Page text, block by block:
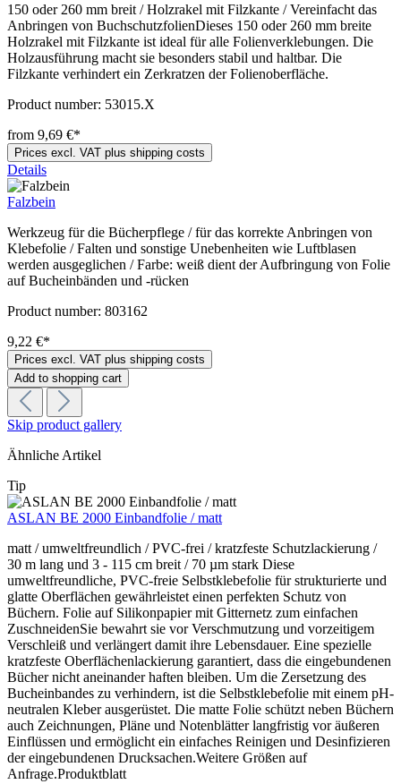
150 oder 260 mm breit / Holzrakel mit Filzkante / Vereinfacht das
Anbringen von BuchschutzfolienDieses 150 oder 260 mm breite
Holzrakel mit Filzkante ist ideal für alle Folienverklebungen. Die
Holzausführung macht sie besonders stabil und haltbar. Die
Filzkante verhindert ein Zerkratzen der Folienoberfläche.
Product number: 53015.X
from 9,69 €*
Prices excl. VAT plus shipping costs
Details
Falzbein
Werkzeug für die Bücherpflege / für das korrekte Anbringen von
Klebefolie / Falten und sonstige Unebenheiten wie Luftblasen
werden ausgeglichen / Farbe: weiß dient der Aufbringung von Folie
auf Bucheinbänden und -rücken
Product number: 803162
9,22 €*
Prices excl. VAT plus shipping costs
Add to shopping cart
Skip product gallery
Ähnliche Artikel
Tip
ASLAN BE 2000 Einbandfolie / matt
matt / umweltfreundlich / PVC-frei / kratzfeste Schutzlackierung /
30 m lang und 3 - 115 cm breit / 70 µm stark Diese
umweltfreundliche, PVC-freie Selbstklebefolie für strukturierte und
glatte Oberflächen gewährleistet einen perfekten Schutz von
Büchern. Folie auf Silikonpapier mit Gitternetz zum einfachen
ZuschneidenSie bewahrt sie vor Verschmutzung und vorzeitigem
Verschleiß und verlängert damit ihre Lebensdauer. Eine spezielle
kratzfeste Oberflächenlackierung garantiert, dass die eingebundenen
Bücher nicht aneinander haften bleiben. Um die Zersetzung des
Bucheinbandes zu verhindern, ist die Selbstklebefolie mit einem pH-
neutralen Kleber ausgerüstet. Die matte Folie schützt neben Büchern
auch Zeichnungen, Pläne und Notenblätter langfristig vor äußeren
Einflüssen und ermöglicht ein einfaches Reinigen und Desinfizieren
der eingebundenen Drucksachen.Weitere Größen auf
Anfrage.Produktblatt